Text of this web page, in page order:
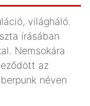
világháló.
írásában
Nemsokára
az
néven